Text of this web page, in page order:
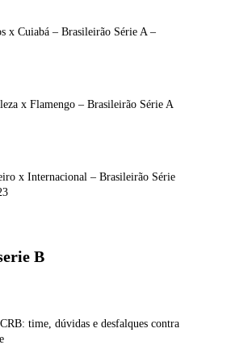
x Cuiabá – Brasileirão Série A –
x Flamengo – Brasileirão Série A
x Internacional – Brasileirão Série
B
time, dúvidas e desfalques contra